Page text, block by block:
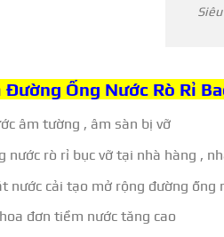
Ống Nước Rò Rỉ
âm tường , âm sàn bị vỡ
nước rò rỉ bục vỡ tại nhà hàng ,
nước cải tạo mở rộng đường ống
đơn tiềm nước tăng cao